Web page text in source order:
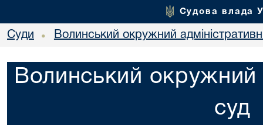
Судова влада
Суди • Волинський окружний
Волинський окружний
суд